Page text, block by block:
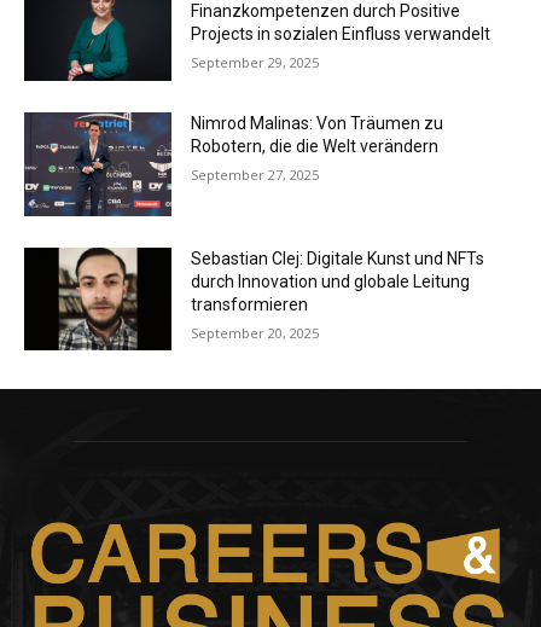
Finanzkompetenzen durch Positive
Projects in sozialen Einfluss verwandelt
September 29, 2025
Nimrod Malinas: Von Träumen zu
Robotern, die die Welt verändern
September 27, 2025
Sebastian Clej: Digitale Kunst und NFTs
durch Innovation und globale Leitung
transformieren
September 20, 2025